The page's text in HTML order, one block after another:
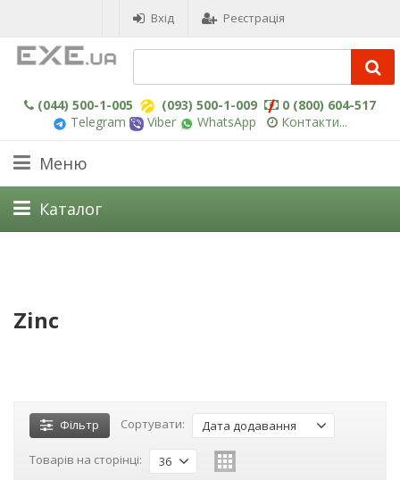
Вхід Реєстрація
(044) 500-1-005 (093) 500-1-009
0 (800) 604-517
Telegram
Viber WhatsApp Контакти...
Меню
Каталог
Zinc
Фільтр Сортувати: Дата додавання
Товарів на сторінці: 36